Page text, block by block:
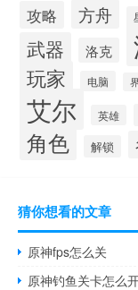
攻略 方舟
武器 洛克
玩家 电脑
艾尔 英雄
角色 解锁
猜你想看的文章
原神fps怎么关
原神钓鱼关卡怎么